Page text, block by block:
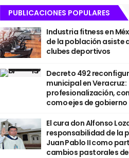
PUBLICACIONES POPULARES
Industria fitness en
de la población asiste
clubes deportivos
Decreto 492
municipal en Veracruz:
profesionalización,
como ejes de gobierno
El cura don Alfonso
responsabilidad de la
Juan Pablo II como
cambios pastorales